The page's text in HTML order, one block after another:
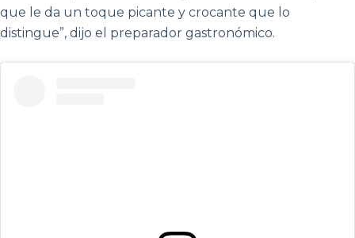
que le da un toque picante y crocante que lo
distingue”, dijo el preparador gastronómico.